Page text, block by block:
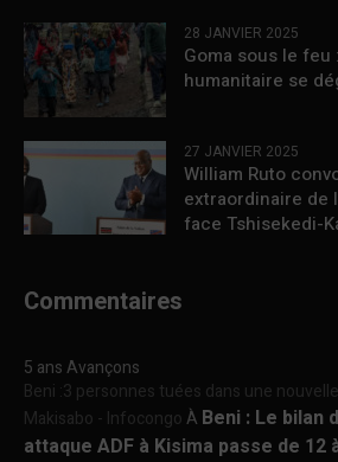
28 JANVIER 2025
Goma sous le feu
humanitaire se
27 JANVIER 2025
William Ruto
extraordinaire de
face Tshisekedi-
Commentaires
5 ans Avançons
Beni :3 personnes tuées dans une
Makisabo - InfocongoÀ Beni : Le bilan
attaque ADF à Kisima passe de 12